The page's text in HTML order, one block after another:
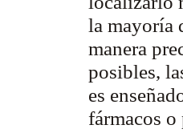
la mayoría
manera
posibles,
es
fármacos